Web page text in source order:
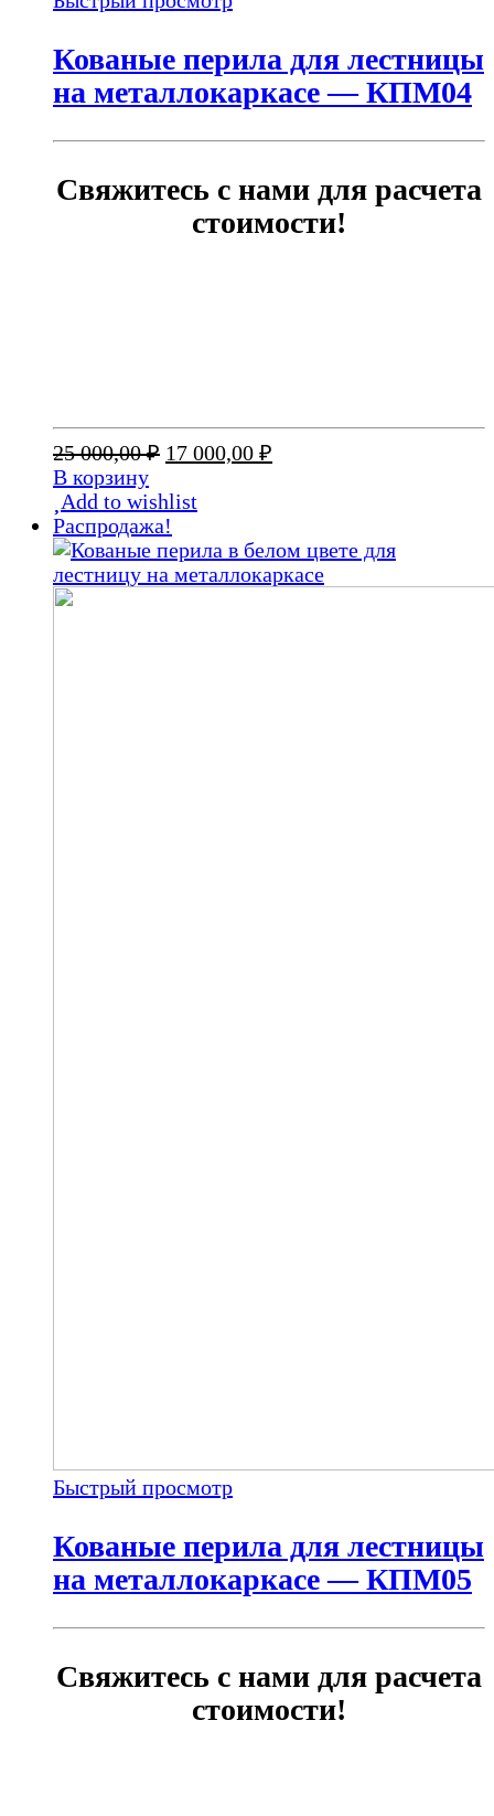
Кованые перила для лестницы
на металлокаркасе — КПМ04
Свяжитесь с нами для расчета
стоимости!
25 000,00₽ Первоначальная
составляла
25
000,00 ₽.
17 000,00 ₽
В корзину
Add to wishlist
Распродажа!
Быстрый просмотр
Кованые перила для лестницы
на металлокаркасе — КПМ05
Свяжитесь с нами для расчета
стоимости!